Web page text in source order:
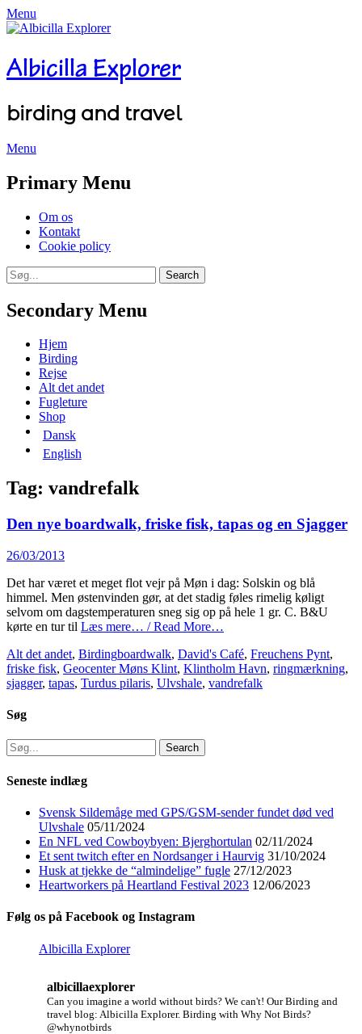
Menu
Albicilla Explorer
birding and travel
Menu
Primary Menu
Skip
content
Om os
Kontakt
Cookie policy
Search
Search
for:
Secondary Menu
Skip
content
Hjem
Birding
Rejse
Alt det andet
Fugleture
Shop
Dansk
English
Tag: vandrefalk
Den nye boardwalk, friske fisk, tapas og en Sjagger
Posted
26/03/2013
Det har været et meget flot vejr på Møn i dag: Solskin og blå
himmel. Men østenvinden gør, at det stadig føles rimelig køligt
selvom om dagstemperaturen sneg sig op på hele 1 gr. C. B&U
kørte en tur til Læs mere… / Read More…
Categories
Alt det andet, BirdingTags
boardwalk, David's Café, Freuchens Pynt,
friske fisk, Geocenter Møns Klint, Klintholm Havn, ringmærkning,
sjagger, tapas, Turdus pilaris, Ulvshale, vandrefalk
Søg
Search
for:
Seneste indlæg
Svensk Sildemåge med GPS/GSM-sender fundet død ved
Ulvshale 05/11/2024
En NFL ved Cowboybyen: Bjerghortulan 02/11/2024
Et sent twitch efter en Nordsanger i Haurvig 31/10/2024
Husk at tjekke de “almindelige” fugle 27/12/2023
Heartworkers på Heartland Festival 2023 12/06/2023
Følg os på Facebook og Instagram
Albicilla Explorer
albicillaexplorer
Can you imagine a world without birds? We can't! Our Birding and
travel blog: Albicilla Explorer. Birding with Why Not Birds?
@whynotbirds